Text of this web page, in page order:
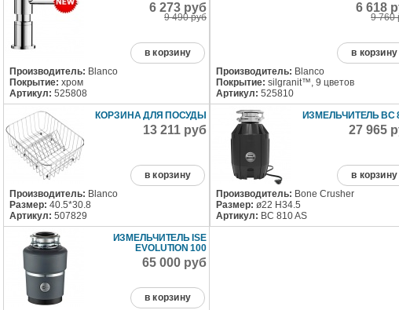
6 273 руб
9 490 руб
в корзину
Производитель: Blanco
Покрытие: хром
Артикул: 525808
6 618
9 760
в корзину
Производитель: Blanco
Покрытие: silgranit™, 9 цветов
Артикул: 525810
КОРЗИНА ДЛЯ ПОСУДЫ
13 211 руб
в корзину
Производитель: Blanco
Размер: 40.5*30.8
Артикул: 507829
ИЗМЕЛЬЧИТЕЛЬ BC
27 965
в корзину
Производитель: Bone Crusher
Размер: ø22 H34.5
Артикул: BC 810 AS
ИЗМЕЛЬЧИТЕЛЬ ISE
EVOLUTION 100
65 000 руб
в корзину